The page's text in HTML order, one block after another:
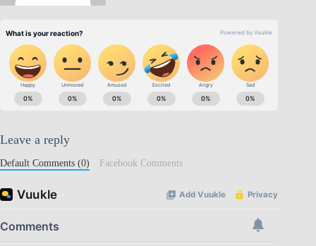
Leave a reply
Default Comments (0) Facebook Comments